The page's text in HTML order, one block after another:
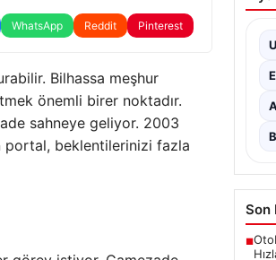
WhatsApp Reddit Pinterest
Bilhassa meşhur
önemli birer noktadır.
sahneye geliyor. 2003
portal, beklentilerinizi fazla
Son
■